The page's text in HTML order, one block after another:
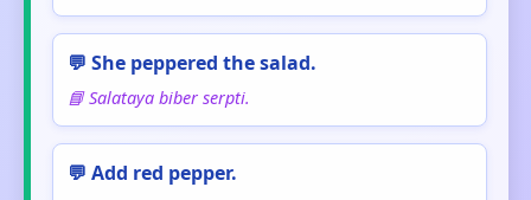
💬 She peppered the salad.
📘 Salataya biber serpti.
💬 Add red pepper.